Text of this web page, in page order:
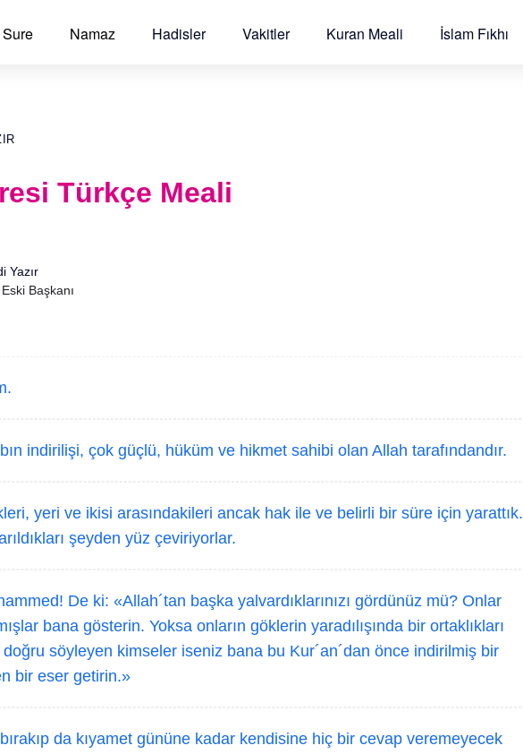
Namaz Hadisler Vakitler Kuran Meali İslam Fıkhı
Türkçe Meali
Yazır
Başkanı
indirilişi, çok güçlü, hüküm ve hikmet sahibi olan Allah tarafındandır.
yeri ve ikisi arasındakileri ancak hak ile ve belirli bir süre için yarattık.
şeyden yüz çeviriyorlar.
De ki: «Allah´tan başka yalvardıklarınızı gördünüz mü? Onlar
bana gösterin. Yoksa onların göklerin yaradılışında bir ortaklıkları
doğru söyleyen kimseler iseniz bana bu Kur´an´dan önce indirilmiş bir
bir eser getirin.»
bırakıp da kıyamet gününe kadar kendisine hiç bir cevap veremeyecek